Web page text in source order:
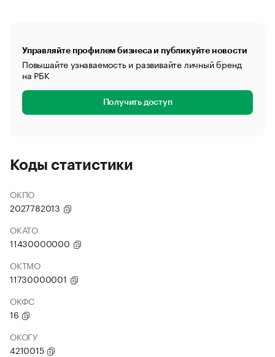
Управляйте профилем бизнеса и публикуйте новости
Повышайте узнаваемость и развивайте личный бренд
на РБК
Получить доступ
Коды статистики
ОКПО
2027782013
ОКАТО
11430000000
ОКТМО
11730000001
ОКФС
16
ОКОГУ
4210015